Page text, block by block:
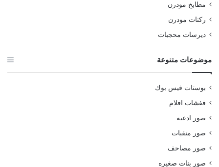
مطابخ مودرن
ركنات مودرن
ديرسات محجبات
موضوعات متنوعة
بوستات فيس بوك
قفشات افلام
صور ادعيه
صور منقبات
صور مصاحف
صور بنات صغيره